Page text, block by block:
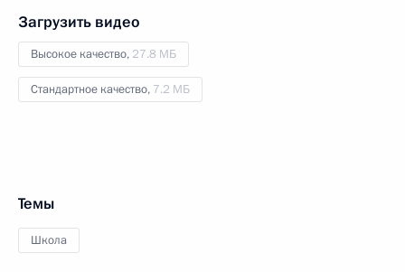
Загрузить видео
Высокое качество, 27.8 МБ
Стандартное качество, 7.2 МБ
Темы
Школа